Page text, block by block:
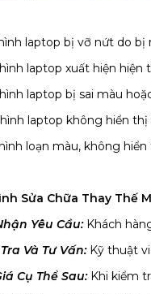
laptop bị vỡ nứt do bị
laptop xuất hiện hiện
laptop bị sai màu
laptop không hiển
loạn màu, không hiển
Sửa Chữa Thay Thế
Yêu Cầu:Khách
Và Tư Vấn:Kỹ thuật
Cụ Thể Sau:Khi kiểm